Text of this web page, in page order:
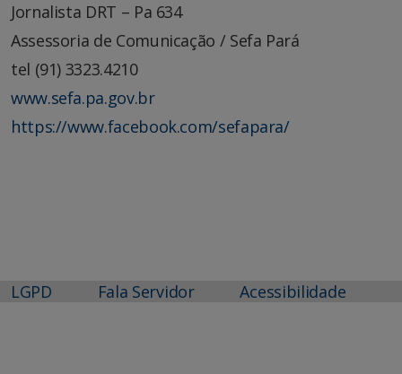
Jornalista DRT – Pa 634
Assessoria de Comunicação / Sefa Pará
tel (91) 3323.4210
www.sefa.pa.gov.br
https://www.facebook.com/sefapara/
LGPD Fala Servidor Acessibilidade